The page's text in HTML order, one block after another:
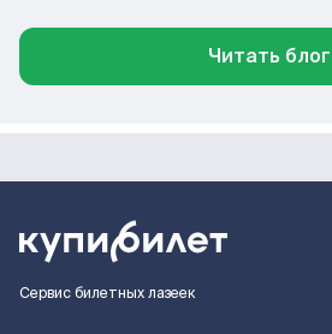
Читать блог
Сервис билетных лазеек